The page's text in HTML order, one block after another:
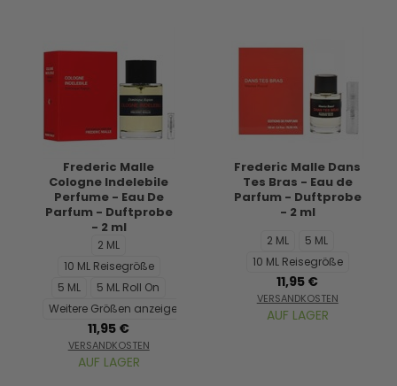
Frederic Malle
Cologne Indelebile
Perfume - Eau De
Parfum - Duftprobe
- 2 ml
2 ML
10 ML Reisegröße
5 ML
5 ML Roll On
Weitere Größen anzeigen...
11,95 €
VERSANDKOSTEN
AUF LAGER
Frederic Malle Dans
Tes Bras - Eau de
Parfum - Duftprobe
- 2 ml
2 ML
5 ML
10 ML Reisegröße
11,95 €
VERSANDKOSTEN
AUF LAGER